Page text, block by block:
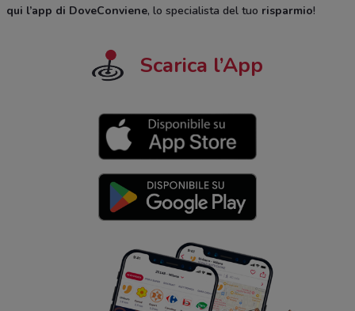
qui l’app di DoveConviene, lo specialista del tuo risparmio!
Scarica l’App